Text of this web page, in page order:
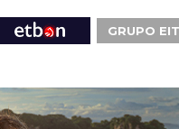
GRUPO